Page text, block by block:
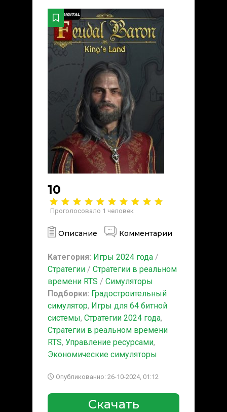
10
Проголосовало 1 человек
Описание Комментарии
Категория: Игры 2024 года /
Стратегии / Стратегии в реальном
времени RTS / Симуляторы
Подборки: Градостроительный
симулятор, Игры для 64 битной
системы, Стратегии 2024 года,
Стратегии в реальном времени
RTS, Управление ресурсами,
Экономические симуляторы
Опубликованно: 26-10-2024, 01:12
Скачать